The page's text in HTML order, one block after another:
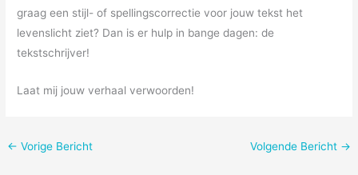
graag een stijl- of spellingscorrectie voor jouw tekst het
levenslicht ziet? Dan is er hulp in bange dagen: de
tekstschrijver!
Laat mij jouw verhaal verwoorden!
← Vorige Bericht Volgende Bericht →